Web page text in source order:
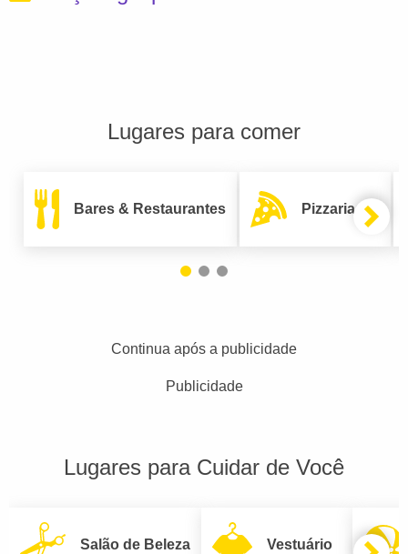
Lugares para comer
Bares & Restaurantes Pizzarias
Continua após a publicidade
Publicidade
Lugares para Cuidar de Você
Salão de Beleza Vestuário